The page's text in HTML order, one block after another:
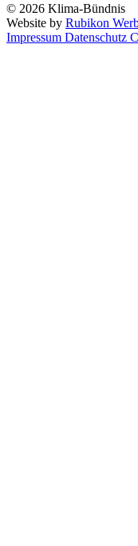
© 2026 Klima-Bündnis
Website by Rubikon
Impressum Datenschutz